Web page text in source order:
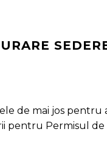
de mai jos pentru
pentru Permisul de